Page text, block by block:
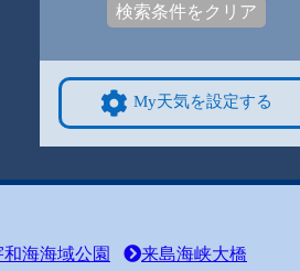
検索条件をクリア
My天気を設定する
和海海域公園
来島海峡大橋